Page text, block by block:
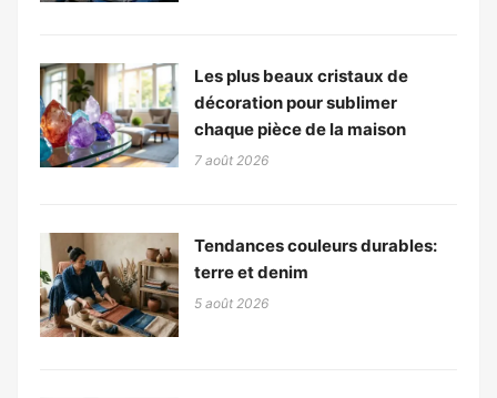
Les plus beaux cristaux de
décoration pour sublimer
chaque pièce de la maison
7 août 2026
Tendances couleurs durables:
terre et denim
5 août 2026